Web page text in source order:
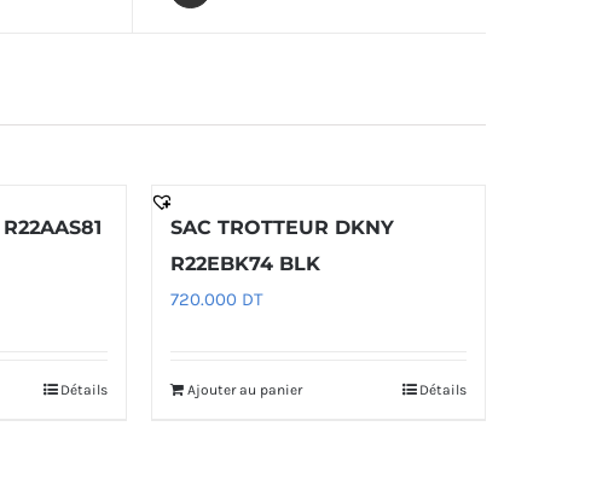
Détails
SAC TROTTEUR DKNY
R22EBK74 BLK
720.000 DT
Ajouter au panier Détails